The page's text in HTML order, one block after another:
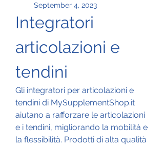
September 4, 2023
Integratori
articolazioni e
tendini
Gli integratori per articolazioni e
tendini di MySupplementShop.it
aiutano a rafforzare le articolazioni
e i tendini, migliorando la mobilità e
la flessibilità. Prodotti di alta qualità